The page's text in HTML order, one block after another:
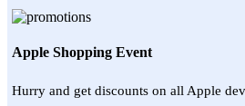
Apple Shopping Event
Hurry and get discounts on all Apple